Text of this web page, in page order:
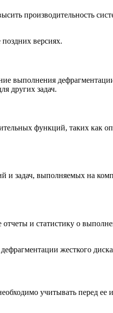
производительность
версиях.
выполнения
других задач.
функций, таких как
задач, выполняемых на
и статистику о
жесткого
учитывать перед